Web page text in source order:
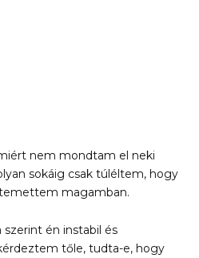
nem mondtam el neki
sokáig csak túléltem, hogy
magamban.
szerint én instabil és
tőle, tudta-e, hogy